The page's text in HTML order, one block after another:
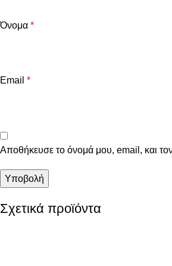
Όνομα *
Email *
Αποθήκευσε το όνομά μου, email, και
Σχετικά προϊόντα